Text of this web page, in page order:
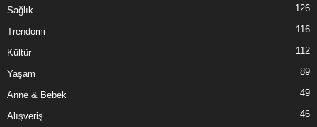
Sağlık 126
Trendomi 116
Kültür 112
Yaşam 89
Anne & Bebek 49
Alışveriş 46